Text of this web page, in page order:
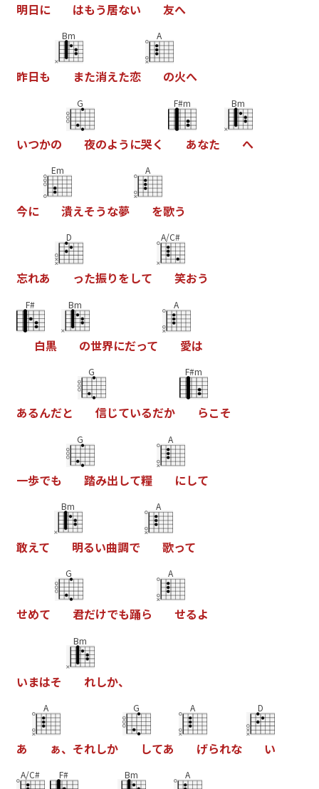
明日に はもう居ない 友へ
昨日も
Bm
また消えた恋
A
の火へ
いつかの
G
夜のよう に哭く
F#m
あなた
Bm
へ
今に
Em
潰えそうな夢
A
を歌う
忘れあ
D
った振りをして
A/C#
笑おう
F#
白黒
Bm
の世界にだって
A
愛は
あるんだと
G
信じているだか
F#m
らこそ
一歩でも
G
踏み出して糧
A
にして
敢えて
Bm
明るい曲調で
A
歌って
せめて
G
君だけでも踊ら
A
せるよ
いまはそ
Bm
れしか、
あ
A
ぁ、 それしか
G
してあ
A
げられな
D
い
A/C# F# Bm A